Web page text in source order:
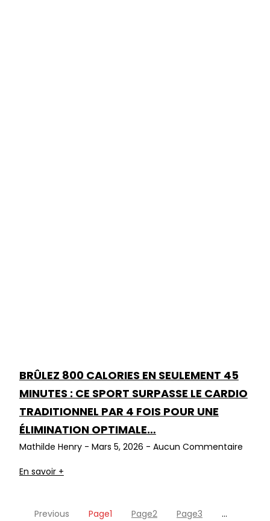
BRÛLEZ 800 CALORIES EN SEULEMENT 45
MINUTES : CE SPORT SURPASSE LE CARDIO
TRADITIONNEL PAR 4 FOIS POUR UNE
ÉLIMINATION OPTIMALE…
Mathilde Henry Mars 5, 2026 Aucun Commentaire
En savoir +
Previous Page1 Page2 Page3
…